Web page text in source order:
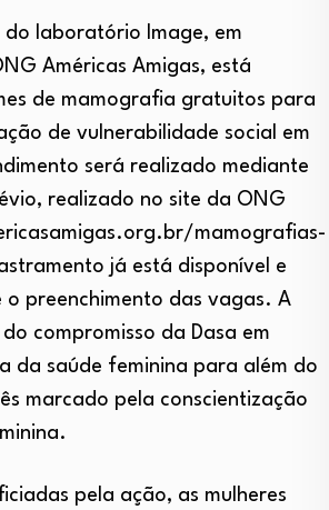
do laboratório Image, em
Américas Amigas, está
de mamografia gratuitos para
de vulnerabilidade social em
será realizado mediante
realizado no site da ONG
mamografias-
já está disponível e
o preenchimento das vagas. A
compromisso da Dasa em
da saúde feminina para além do
marcado pela conscientização
pela ação, as mulheres